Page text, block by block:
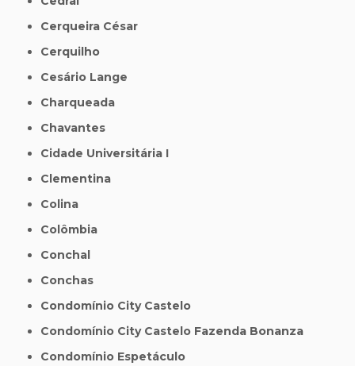
Cerqueira César
Cerquilho
Cesário Lange
Charqueada
Chavantes
Cidade Universitária I
Clementina
Colina
Colômbia
Conchal
Conchas
Condomínio City Castelo
Condomínio City Castelo Fazenda Bonanza
Condomínio Espetáculo